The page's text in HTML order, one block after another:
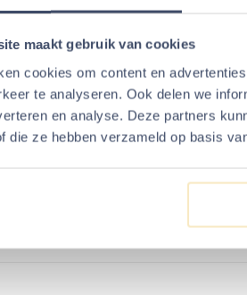
maakt gebruik van cookies
cookies om content en
te analyseren. Ook delen we
en analyse. Deze partners
die ze hebben verzameld op basis
kleine knaagdierenzoals
een dikke laag van minimaal 20
het op als een spekkoek met de
Verspreidt een laag van c.a. 10 cm
mindere gravers, die zijn meer gebaat